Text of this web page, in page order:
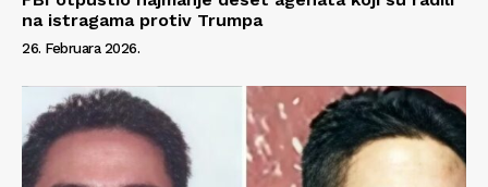
na istragama protiv Trumpa
26. Februara 2026.